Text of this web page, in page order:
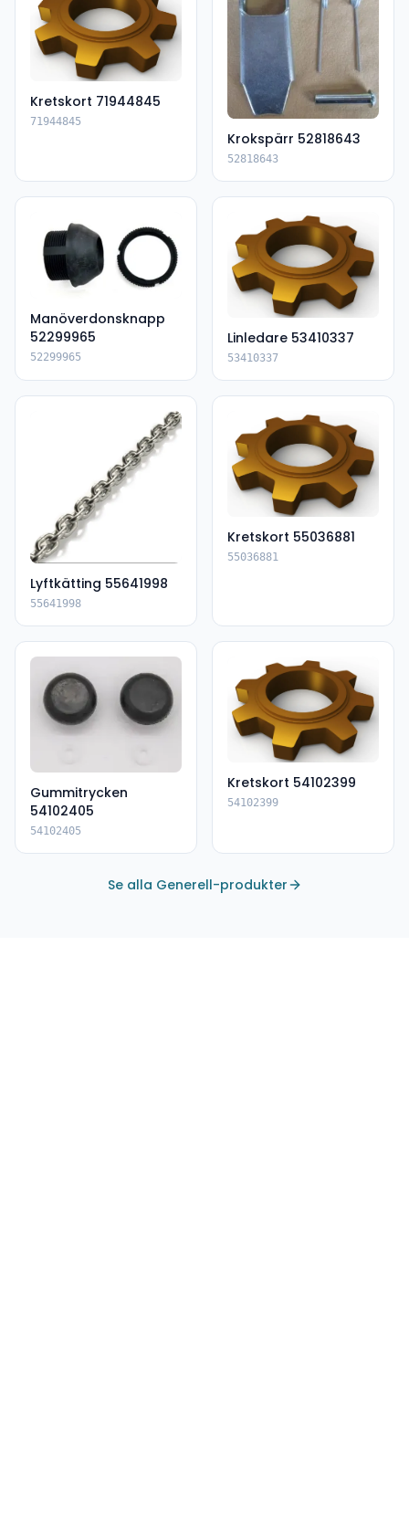
Kretskort 71944845
71944845
Krokspärr 52818643
52818643
Manöverdonsknapp
52299965
52299965
Linledare 53410337
53410337
Lyftkätting 55641998
55641998
Kretskort 55036881
55036881
Gummitrycken
54102405
54102405
Kretskort 54102399
54102399
Se alla Generell-produkter